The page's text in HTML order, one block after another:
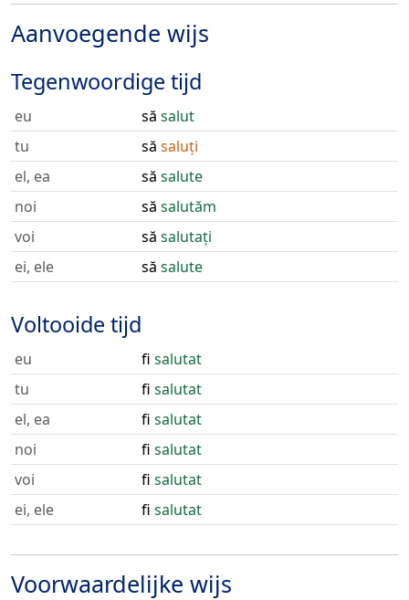
Aanvoegende wijs
Tegenwoordige tijd
eu să salut
tu
să saluți
el, ea
să salute
noi
să salutăm
voi
să salutați
ei, ele
să salute
Voltooide tijd
eu fi salutat
tu
fi salutat
el, ea
fi salutat
noi
fi salutat
voi
fi salutat
ei, ele
fi salutat
Voorwaardelijke wijs